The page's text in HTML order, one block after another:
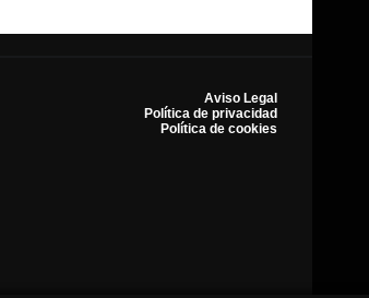
Aviso Legal
Política de privacidad
Política de cookies